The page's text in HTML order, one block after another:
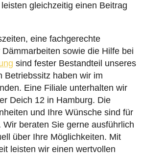
gleichzeitig einen Beitrag
eine fachgerechte
sowie die Hilfe bei
sind fester Bestandteil unseres
Betriebssitz haben wir im
Eine Filiale unterhalten wir
Deich 12 in Hamburg. Die
und Ihre Wünsche sind für
beraten Sie gerne ausführlich
über Ihre Möglichkeiten. Mit
leisten wir einen wertvollen